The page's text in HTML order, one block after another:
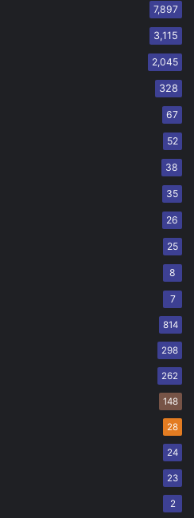
7,897
3,115
2,045
328
67
52
38
35
26
25
8
7
814
298
262
148
28
24
23
2